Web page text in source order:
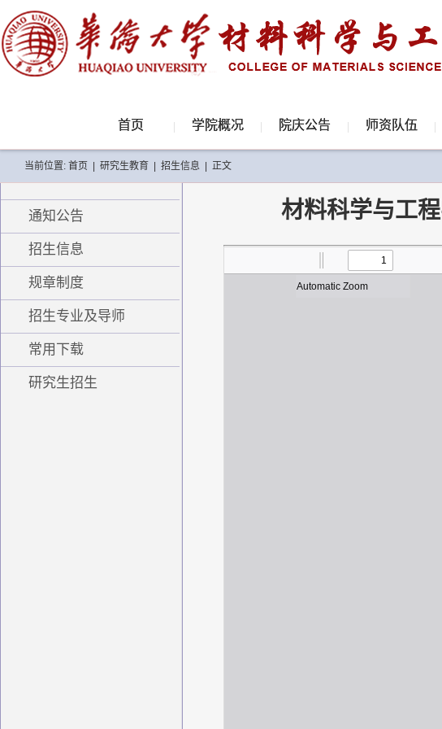
首页 学院概况 院庆公告 师资队伍
当前位置: 首页 研究生教育 招生信息 正文
通知公告
招生信息
规章制度
招生专业及导师
常用下载
研究生招生
材料科学与工